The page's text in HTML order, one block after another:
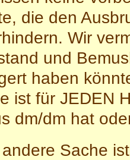
die den
Wir
und
haben
ist für JEDEN
dm/dm hat
Sache